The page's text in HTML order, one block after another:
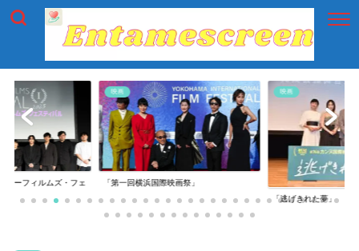
アーフィルムズ・フェ
映画
「第一回横浜国際映画祭」
映画
「逃げきれた夢」